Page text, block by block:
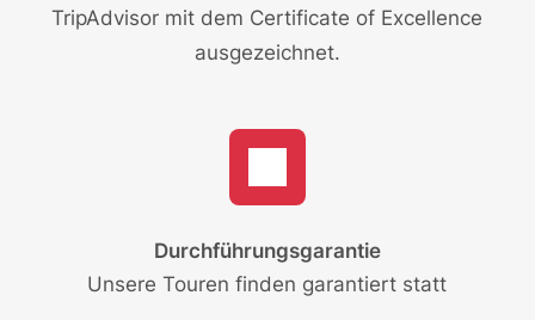
TripAdvisor mit dem Certificate of Excellence
ausgezeichnet.
Durchführungsgarantie
Unsere Touren finden garantiert statt